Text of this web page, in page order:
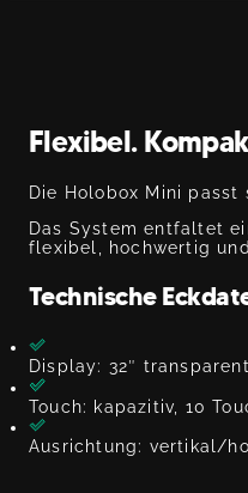
Flexibel.
Die Holobox Mini
Das System entfaltet
flexibel, hochwertig
Technische
Display: 32″
Touch: kapazitiv, 10
Ausrichtung: vertikal/